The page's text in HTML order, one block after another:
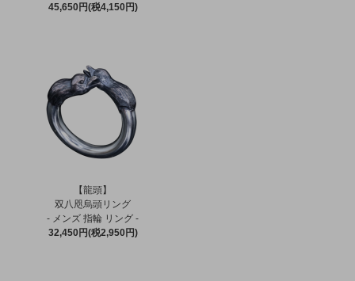
45,650円(税4,150円)
【龍頭】
双八咫烏頭リング
- メンズ 指輪 リング -
32,450円(税2,950円)